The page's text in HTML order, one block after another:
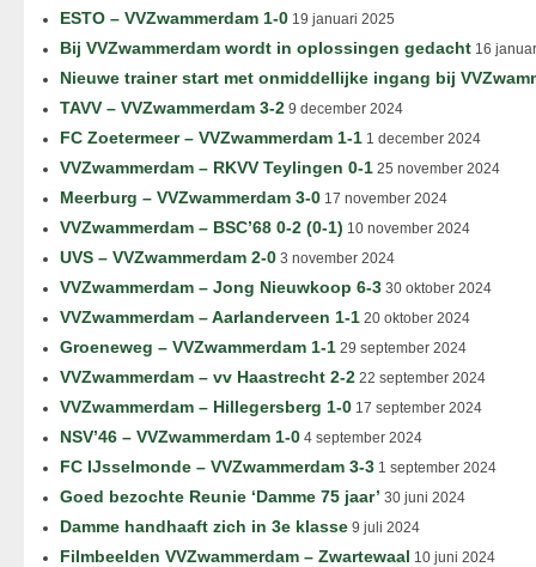
ESTO – VVZwammerdam 1-0 19 januari 2025
Bij VVZwammerdam wordt in oplossingen gedacht 16
Nieuwe trainer start met onmiddellijke ingang bij
TAVV – VVZwammerdam 3-2 9 december 2024
FC Zoetermeer – VVZwammerdam 1-1 1 december 2024
VVZwammerdam – RKVV Teylingen 0-1 25 november 2024
Meerburg – VVZwammerdam 3-0 17 november 2024
VVZwammerdam – BSC’68 0-2 (0-1) 10 november 2024
UVS – VVZwammerdam 2-0 3 november 2024
VVZwammerdam – Jong Nieuwkoop 6-3 30 oktober 2024
VVZwammerdam – Aarlanderveen 1-1 20 oktober 2024
Groeneweg – VVZwammerdam 1-1 29 september 2024
VVZwammerdam – vv Haastrecht 2-2 22 september 2024
VVZwammerdam – Hillegersberg 1-0 17 september 2024
NSV’46 – VVZwammerdam 1-0 4 september 2024
FC IJsselmonde – VVZwammerdam 3-3 1 september 2024
Goed bezochte Reunie ‘Damme 75 jaar’ 30 juni 2024
Damme handhaaft zich in 3e klasse 9 juli 2024
Filmbeelden VVZwammerdam – Zwartewaal 10 juni 2024